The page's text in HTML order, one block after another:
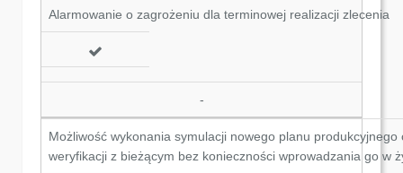
Alarmowanie o zagrożeniu dla terminowej realizacji zlecenia
-
Możliwość wykonania symulacji nowego planu produkcyjnego
weryfikacji z bieżącym bez konieczności wprowadzania go w